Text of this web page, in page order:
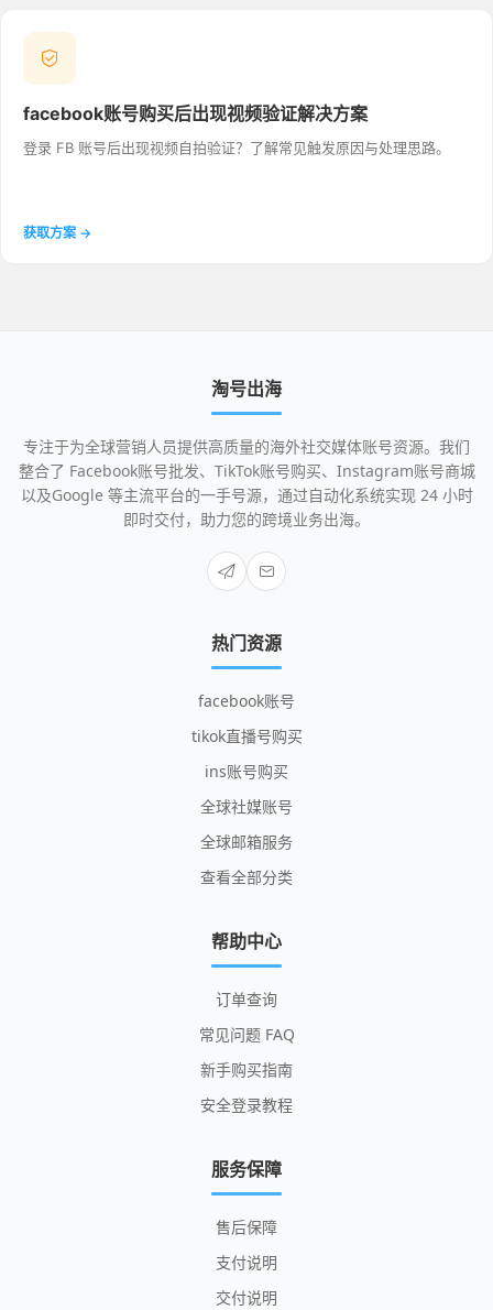
facebook账号购买后出现视频验证解决方案
登录 FB 账号后出现视频自拍验证？了解常见触发原因与处理思路。
获取方案 →
淘号出海
专注于为全球营销人员提供高质量的海外社交媒体账号资源。我们
整合了 Facebook账号批发、TikTok账号购买、Instagram账号商城
以及Google 等主流平台的一手号源，通过自动化系统实现 24 小时
即时交付，助力您的跨境业务出海。
热门资源
facebook账号
tikok直播号购买
ins账号购买
全球社媒账号
全球邮箱服务
查看全部分类
帮助中心
订单查询
常见问题 FAQ
新手购买指南
安全登录教程
服务保障
售后保障
支付说明
交付说明